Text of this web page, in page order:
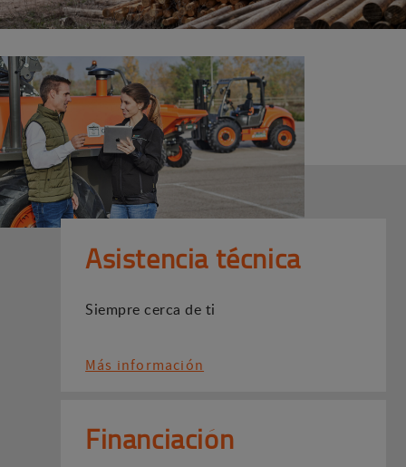
Asistencia técnica
Siempre cerca de ti
Más información
Financiación